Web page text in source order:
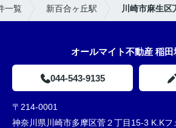
一覧 新百合ヶ丘駅 川崎市麻生区
オールマイト不動産 稲田
044-543-9135
〒214-0001
神奈川県川崎市多摩区菅２丁目15-3 K.Kフ